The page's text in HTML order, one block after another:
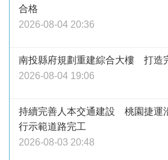
合格
2026-08-04 20:36
南投縣府規劃重建綜合大樓 打造
2026-08-04 19:06
持續完善人本交通建設 桃園捷運
行示範道路完工
2026-08-03 20:48